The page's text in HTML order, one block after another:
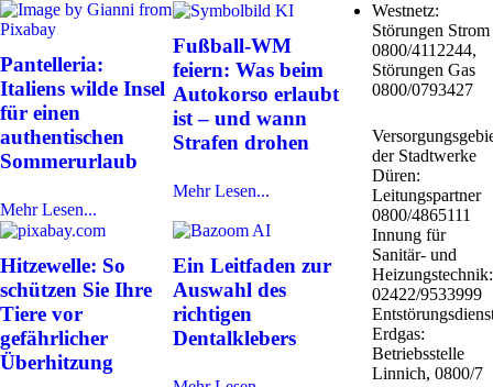
Pantelleria:
Italiens wilde Insel
für einen
authentischen
Sommerurlaub
Mehr Lesen...
Fußball-WM
feiern: Was beim
Autokorso erlaubt
ist – und wann
Strafen drohen
Mehr Lesen...
Hitzewelle: So
schützen Sie Ihre
Tiere vor
gefährlicher
Überhitzung
Ein Leitfaden zur
Auswahl des
richtigen
Dentalklebers
Westnetz:
Störungen Strom
0800/4112244,
Störungen Gas
0800/0793427
der Stadtwerke
Düren:
Leitungspartner
0800/4865111
Innung für
Sanitär- und
Heizungstechnik:
02422/9533999
Erdgas:
Betriebsstelle
Linnich, 0800/7